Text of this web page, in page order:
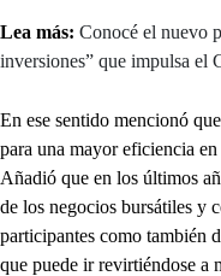
Lea más: Conocé el nuevo
inversiones” que impulsa el
En ese sentido mencionó
para una mayor eficiencia
Añadió que en los últimos
de los negocios bursátiles y
participantes como también
que puede ir revirtiéndose a